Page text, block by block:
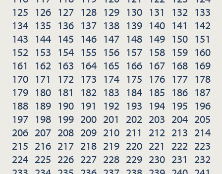
125 126 127 128 129 130 131 132 133
134 135 136 137 138 139 140 141
142
143 144 145 146 147 148 149 150 151
152 153 154 155 156 157 158 159 160
161
162 163 164 165 166 167 168 169
170 171 172 173 174 175 176 177 178
179 180 181 182 183 184 185 186 187
188 189 190 191 192 193 194 195 196
197 198 199 200 201 202 203 204 205
206 207 208 209 210 211 212 213 214
215 216 217 218 219 220 221 222 223
224 225 226 227 228 229 230 231
232